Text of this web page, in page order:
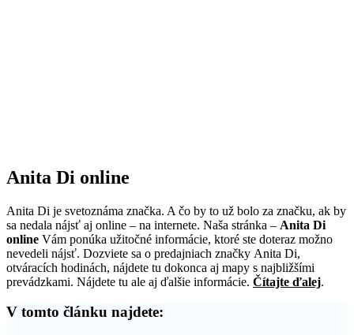
Anita Di online
Anita Di je svetoznáma značka. A čo by to už bolo za značku, ak by
sa nedala nájsť aj online – na internete. Naša stránka – Anita Di
online Vám ponúka užitočné informácie, ktoré ste doteraz možno
nevedeli nájsť. Dozviete sa o predajniach značky Anita Di,
otváracích hodinách, nájdete tu dokonca aj mapy s najbližšími
prevádzkami. Nájdete tu ale aj ďalšie informácie. Čítajte ďalej.
V tomto článku najdete: